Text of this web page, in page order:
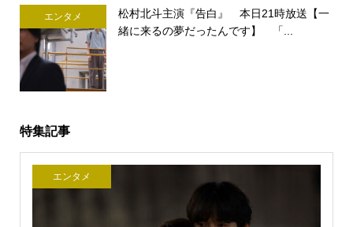
エンタメ
松村北斗主演『告白』 本日21時放送【一
緒に来るの夢だったんです】 「...
特集記事
エンタメ